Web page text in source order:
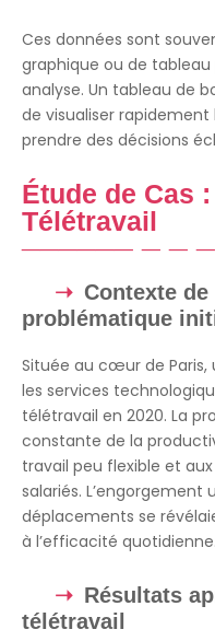
Ces données sont
graphique ou de
analyse. Un tableau de
de visualiser
prendre des décisions
Étude de Cas
Télétravail
Contexte
problématique
Située au cœur de Paris,
les services
télétravail en 2020. La
constante de la
travail peu flexible et
salariés. L’engorgement
déplacements se
à l’efficacité quotidienne.
Résultats
télétravail